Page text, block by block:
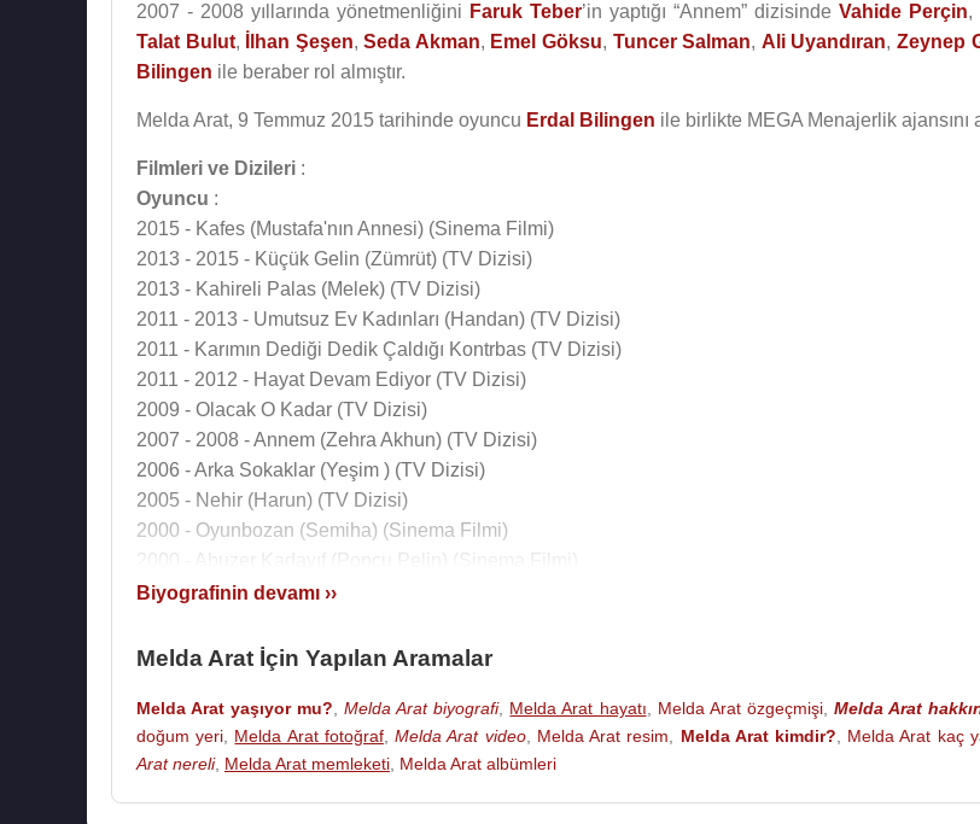
2007 - 2008 yıllarında yönetmenliğini Faruk Teber’in yaptığı “Annem” dizisinde Vahide Perçin,
Talat Bulut, İlhan Şeşen,Seda Akman, Emel Göksu, Tuncer Salman, Ali Uyandıran, Zeynep
Bilingen ile beraber rol almıştır.
Melda Arat, 9 Temmuz 2015 tarihinde oyuncu Erdal Bilingen ile birlikte MEGA Menajerlik ajansını
Filmleri ve Dizileri :
Oyuncu :
2015 - Kafes (Mustafa'nın Annesi) (Sinema Filmi)
2013 - 2015 - Küçük Gelin (Zümrüt) (TV Dizisi)
2013 - Kahireli Palas (Melek) (TV Dizisi)
2011 - 2013 - Umutsuz Ev Kadınları (Handan) (TV Dizisi)
2011 - Karımın Dediği Dedik Çaldığı Kontrbas (TV Dizisi)
2011 - 2012 - Hayat Devam Ediyor (TV Dizisi)
2009 - Olacak O Kadar (TV Dizisi)
2007 - 2008 - Annem (Zehra Akhun) (TV Dizisi)
2006 - Arka Sokaklar (Yeşim ) (TV Dizisi)
2005 - Nehir (Harun) (TV Dizisi)
2000 - Oyunbozan (Semiha) (Sinema Filmi)
2000 - Abuzer Kadayıf (Popçu Pelin) (Sinema Filmi)
2000 - 2003 - Çiçek Taksi (Av.Selcan Atak ) (TV Dizisi)
1998 - Aynalı Tahir (Belkıs) (TV Dizisi)
1997 - Hiç Bana Sordun mu? (TV Dizisi)
1997 - Böyle mi Olacaktı (Sevcan) (TV Dizisi)
1996 - Tatlı Kaçıklar (TV Dizisi)
1995 - Palavra Aşklar (TV Dizisi)
Biyografinin devamı ››
Melda Arat İçin Yapılan Aramalar
Melda Arat yaşıyor mu? ,Melda Arat biyografi, Melda Arat hayatı Melda Arat özgeçmişi, Melda Arat
doğum yeri
Melda Arat fotoğraf,Melda Arat video, Melda Arat resim Melda Arat kimdir? Melda Arat kaç
Arat nereli, Melda Arat memleketi Melda Arat albümleri